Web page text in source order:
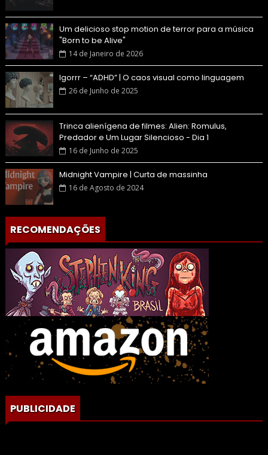
Um delicioso stop motion de terror para a música
"Born to be Alive"
14 de Janeiro de 2026
Igorrr – “ADHD” | O caos visual como linguagem
26 de Junho de 2025
Trinca alienígena de filmes: Alien: Romulus,
Predador e Um Lugar Silencioso - Dia 1
16 de Junho de 2025
Midnight Vampire | Curta de massinha
16 de Agosto de 2024
RECOMENDAÇÕES
PUBLICIDADE